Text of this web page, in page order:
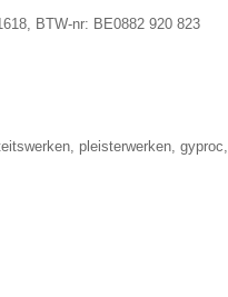
, BTW-nr: BE0882 920 823
pleisterwerken, gyproc,